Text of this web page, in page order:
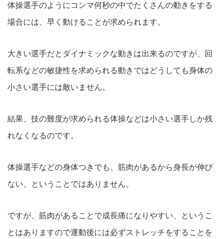
体操選手のようにコンマ何秒の中でたくさんの動きをする
場合には、早く動けることが求められます。
大きい選手だとダイナミックな動きは出来るのですが、回
転系などの敏捷性を求められる動きではどうしても身体の
小さい選手には敵いません。
結果、技の難度が求められる体操などは小さい選手しか残
れなくなるのです。
体操選手などの身体つきでも、筋肉があるから身長が伸び
ない、ということではありません。
ですが、筋肉があることで成長痛になりやすい、というこ
とはありますので運動後には必ずストレッチをすることを